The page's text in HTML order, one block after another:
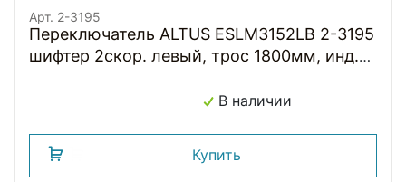
Арт. 2-3195
Переключатель ALTUS ESLM3152LB 2-3195
шифтер 2скор. левый, трос 1800мм, инд.
В наличии
Купить